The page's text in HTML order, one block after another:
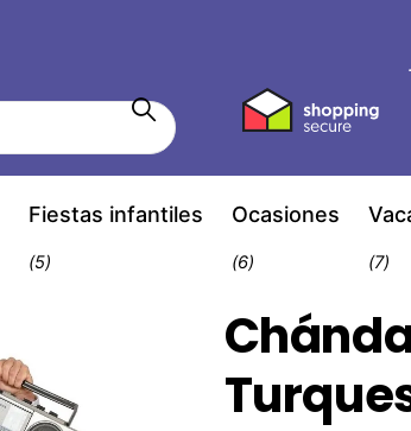
Fiestas infantiles
(5)
Ocasiones
(6) (7)